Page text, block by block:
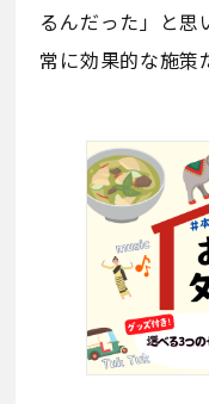
るんだった」と思
常に効果的な施策